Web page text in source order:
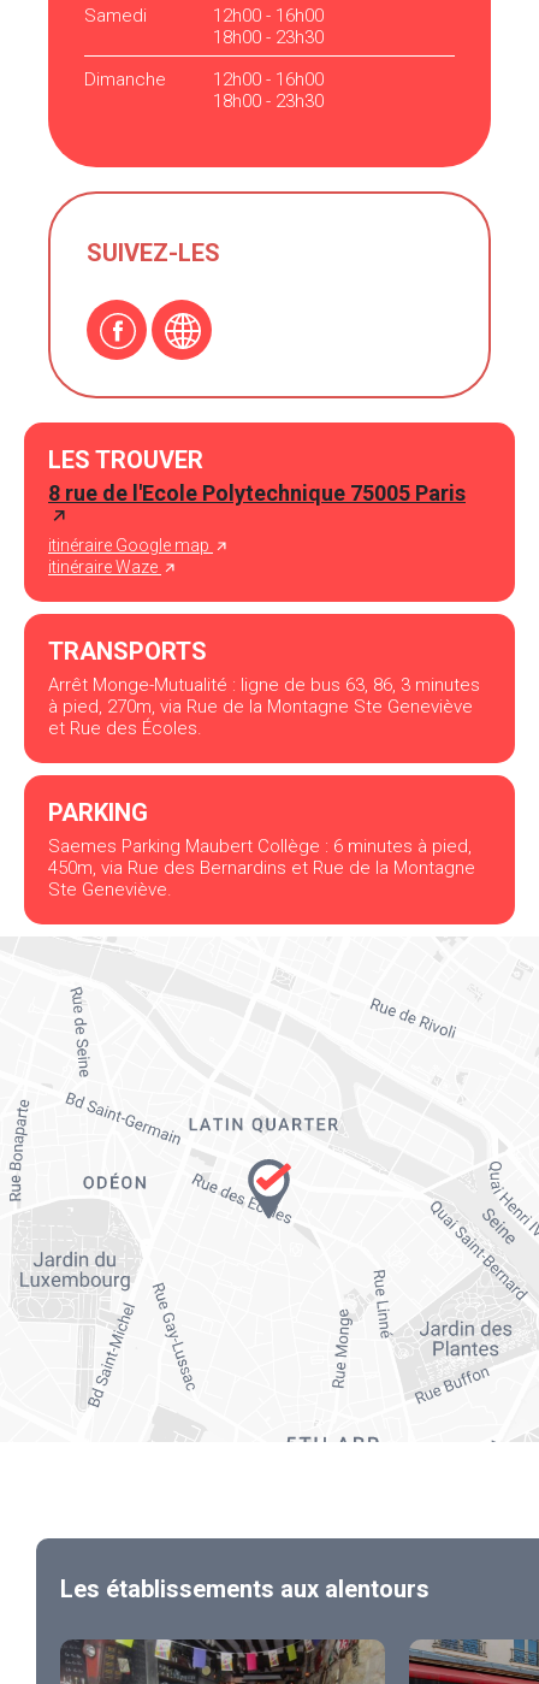
Samedi
12h00 - 16h00
18h00 - 23h30
Dimanche
12h00 - 16h00
18h00 - 23h30
SUIVEZ-LES
LES TROUVER
8 rue de l'Ecole Polytechnique 75005 Paris
itinéraire Google map
itinéraire Waze
TRANSPORTS
Arrêt Monge-Mutualité : ligne de bus 63, 86, 3 minutes
à pied, 270m, via Rue de la Montagne Ste Geneviève
et Rue des Écoles.
PARKING
Saemes Parking Maubert Collège : 6 minutes à pied,
450m, via Rue des Bernardins et Rue de la Montagne
Ste Geneviève.
Les établissements aux alentours